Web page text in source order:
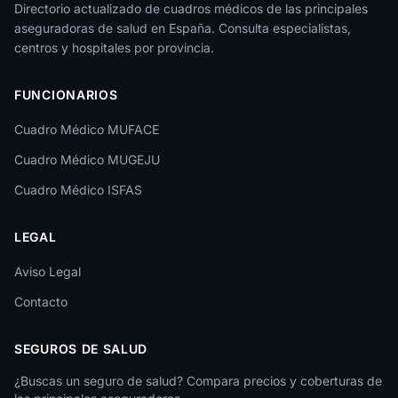
La Rioja
León
Lleida
Lugo
Málaga
Melilla
Murcia
Directorio actualizado de cuadros médicos de las principales
aseguradoras de salud en España. Consulta especialistas,
centros y hospitales por provincia.
FUNCIONARIOS
Cuadro Médico MUFACE
Cuadro Médico MUGEJU
Cuadro Médico ISFAS
LEGAL
Aviso Legal
Contacto
SEGUROS DE SALUD
¿Buscas un seguro de salud? Compara precios y coberturas de